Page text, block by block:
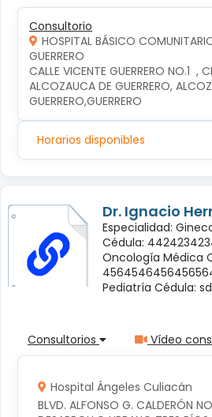
Consultorio
HOSPITAL BÁSICO
GUERRERO
CALLE VICENTE GUERRERO NO.1  ,
ALCOZAUCA DE GUERRERO,
GUERRERO,GUERRERO
Horarios disponibles
Dr. Ignacio
Especialidad:
Cédula:
Oncología Médica
Pediatría Cédula:
Consultorios Vídeo
Hospital Ángeles Culiacán
BLVD. ALFONSO G. CALDERÓN